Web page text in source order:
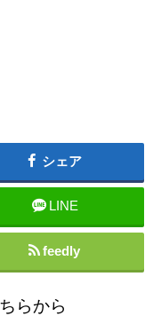
シェア
LINE
feedly
らから